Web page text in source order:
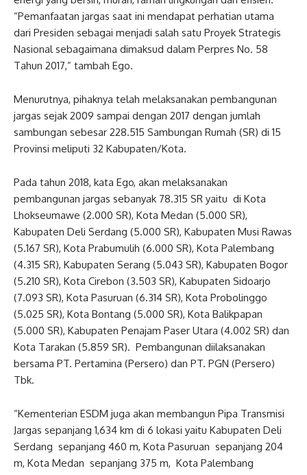
“Pemanfaatan jargas saat ini mendapat perhatian utama
dari Presiden sebagai menjadi salah satu Proyek Strategis
Nasional sebagaimana dimaksud dalam Perpres No. 58
Tahun 2017,” tambah Ego.
Menurutnya, pihaknya telah melaksanakan pembangunan
jargas sejak 2009 sampai dengan 2017 dengan jumlah
sambungan sebesar 228.515 Sambungan Rumah (SR) di 15
Provinsi meliputi 32 Kabupaten/Kota.
Pada tahun 2018, kata Ego, akan melaksanakan
pembangunan jargas sebanyak 78.315 SR yaitu di Kota
Lhokseumawe (2.000 SR), Kota Medan (5.000 SR),
Kabupaten Deli Serdang (5.000 SR), Kabupaten Musi Rawas
(5.167 SR), Kota Prabumulih (6.000 SR), Kota Palembang
(4.315 SR), Kabupaten Serang (5.043 SR), Kabupaten Bogor
(5.210 SR), Kota Cirebon (3.503 SR), Kabupaten Sidoarjo
(7.093 SR), Kota Pasuruan (6.314 SR), Kota Probolinggo
(5.025 SR), Kota Bontang (5.000 SR), Kota Balikpapan
(5.000 SR), Kabupaten Penajam Paser Utara (4.002 SR) dan
Kota Tarakan (5.859 SR). Pembangunan diilaksanakan
bersama PT. Pertamina (Persero) dan PT. PGN (Persero)
Tbk.
“Kementerian ESDM juga akan membangun Pipa Transmisi
Jargas sepanjang 1,634 km di 6 lokasi yaitu Kabupaten Deli
Serdang sepanjang 460 m, Kota Pasuruan sepanjang 204
m, Kota Medan sepanjang 375 m, Kota Palembang